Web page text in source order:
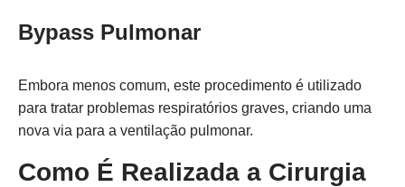
Bypass Pulmonar
Embora menos comum, este procedimento é utilizado
para tratar problemas respiratórios graves, criando uma
nova via para a ventilação pulmonar.
Como É Realizada a Cirurgia